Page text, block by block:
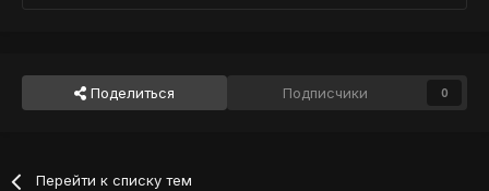
Поделиться Подписчики 0
Перейти к списку тем